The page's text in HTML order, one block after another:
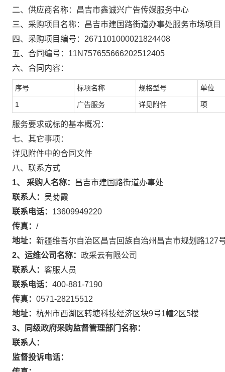
二、供应商名称：
昌吉市鑫诚兴广告传媒服务中心
三、采购项目名称：
昌吉市建国路街道办事处服务市场项目
四、采购项目编号： 2671101000021824408
五、合同编号： 11N757655666202512405
六、合同内容：
序号 标项名称 规格型号 单位
1 广告服务 详见附件 项
服务要求或标的基本概况：
七、其它事项：
详见附件中的合同文件
八、联系方式
1、 采购人名称：
昌吉市建国路街道办事处
联系人： 吴菊霞
联系电话： 13609949220
传真： /
地址： 新疆维吾尔自治区昌吉回族自治州昌吉市规划路127
2、运维公司名称： 政采云有限公司
联系人： 客服人员
联系电话： 400-881-7190
传真： 0571-28215512
地址： 杭州市西湖区转塘科技经济区块9号1幢2区5楼
3、同级政府采购监督管理部门名称：
联系人：
监督投诉电话：